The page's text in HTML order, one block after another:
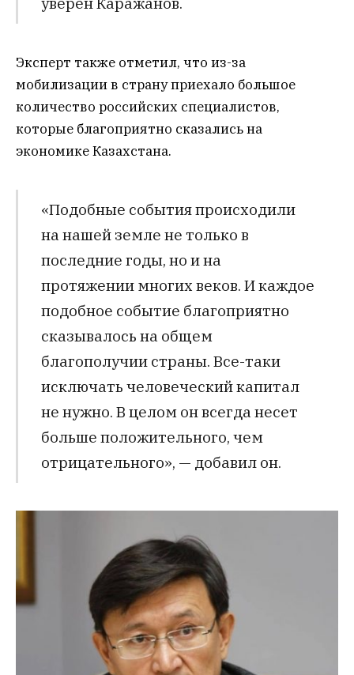
Эксперт также отметил, что из-за
мобилизации в страну приехало большое
количество российских специалистов,
которые благоприятно сказались на
экономике Казахстана.
«Подобные события происходили
на нашей земле не только в
последние годы, но и на
протяжении многих веков. И каждое
подобное событие благоприятно
сказывалось на общем
благополучии страны. Все-таки
исключать человеческий капитал
не нужно. В целом он всегда несет
больше положительного, чем
отрицательного», — добавил он.